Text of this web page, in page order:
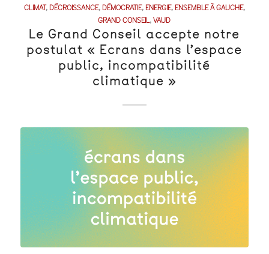
CLIMAT,DÉCROISSANCE,DÉMOCRATIE,ENERGIE,ENSEMBLE À GAUCHE,
GRAND CONSEIL,VAUD
Le Grand Conseil accepte notre
postulat « Ecrans dans l’espace
public, incompatibilité
climatique »